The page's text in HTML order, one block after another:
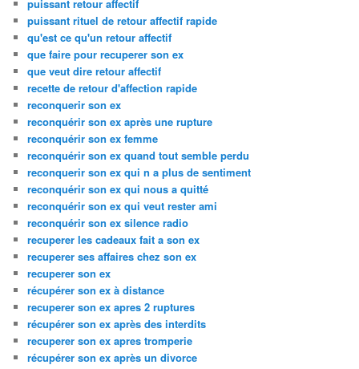
puissant retour affectif
puissant rituel de retour affectif rapide
qu'est ce qu'un retour affectif
que faire pour recuperer son ex
que veut dire retour affectif
recette de retour d'affection rapide
reconquerir son ex
reconquérir son ex après une rupture
reconquérir son ex femme
reconquérir son ex quand tout semble perdu
reconquerir son ex qui n a plus de sentiment
reconquérir son ex qui nous a quitté
reconquérir son ex qui veut rester ami
reconquérir son ex silence radio
recuperer les cadeaux fait a son ex
recuperer ses affaires chez son ex
recuperer son ex
récupérer son ex à distance
recuperer son ex apres 2 ruptures
récupérer son ex après des interdits
recuperer son ex apres tromperie
récupérer son ex après un divorce